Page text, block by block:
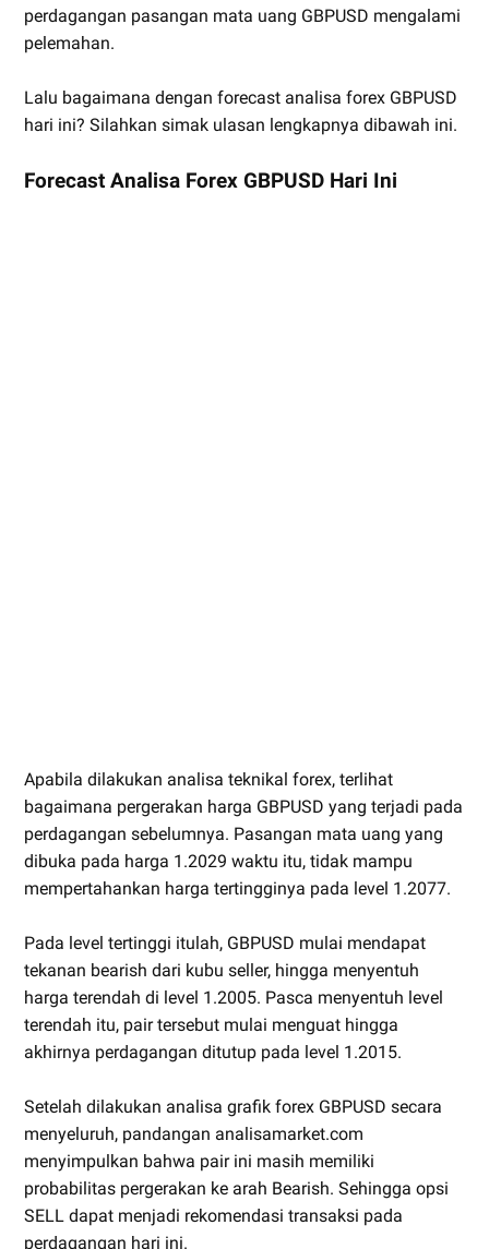
perdagangan pasangan mata uang GBPUSD mengalami
pelemahan.
Lalu bagaimana dengan forecast analisa forex GBPUSD
hari ini? Silahkan simak ulasan lengkapnya dibawah ini.
Forecast Analisa Forex GBPUSD Hari Ini
Apabila dilakukan analisa teknikal forex, terlihat
bagaimana pergerakan harga GBPUSD yang terjadi pada
perdagangan sebelumnya. Pasangan mata uang yang
dibuka pada harga 1.2029 waktu itu, tidak mampu
mempertahankan harga tertingginya pada level 1.2077.
Pada level tertinggi itulah, GBPUSD mulai mendapat
tekanan bearish dari kubu seller, hingga menyentuh
harga terendah di level 1.2005. Pasca menyentuh level
terendah itu, pair tersebut mulai menguat hingga
akhirnya perdagangan ditutup pada level 1.2015.
Setelah dilakukan analisa grafik forex GBPUSD secara
menyeluruh, pandangan analisamarket.com
menyimpulkan bahwa pair ini masih memiliki
probabilitas pergerakan ke arah Bearish. Sehingga opsi
SELL dapat menjadi rekomendasi transaksi pada
perdagangan hari ini.